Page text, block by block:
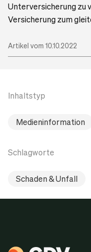
Unterversicherung zu
Versicherung zum
Artikel vom 10.10.2022
Inhaltstyp
Medieninformation
Schlagworte
Schaden & Unfall